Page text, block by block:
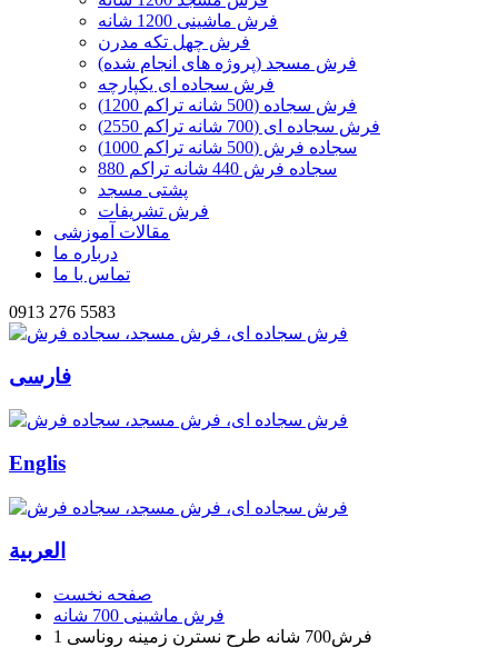
فرش ماشینی 1200 شانه
فرش چهل تکه مدرن
فرش مسجد (پروژه های انجام شده)
فرش سجاده ای یکپارچه
فرش سجاده (500 شانه تراکم 1200)
فرش سجاده ای (700 شانه تراکم 2550)
سجاده فرش (500 شانه تراکم 1000)
سجاده فرش 440 شانه تراکم 880
پشتی مسجد
فرش تشریفات
مقالات آموزشی
درباره ما
تماس با ما
0913 276 5583
فارسی
Englis
العربیة
صفحه نخست
فرش ماشینی 700 شانه
فرش700 شانه طرح نسترن زمینه روناسی 1